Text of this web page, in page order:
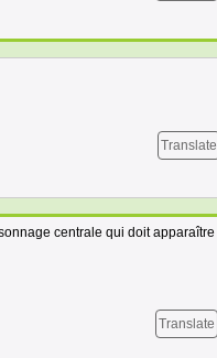
Translate
centrale qui doit apparaître
Translate